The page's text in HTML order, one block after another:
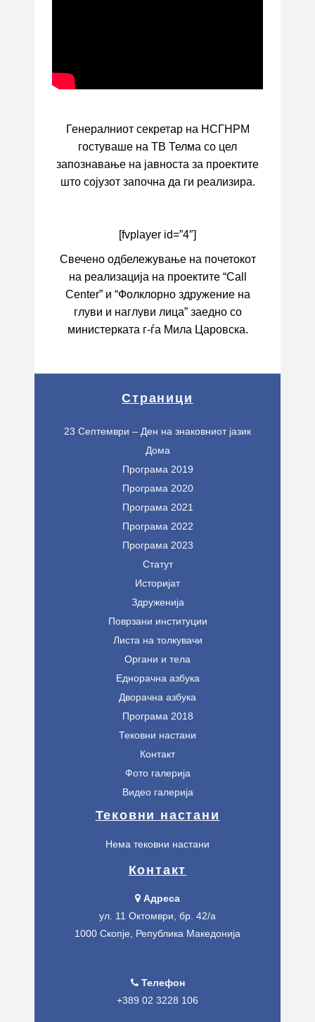
Генералниот секретар на НСГНРМ
гостуваше на ТВ Телма со цел
запознавање на јавноста за проектите
што сојузот започна да ги реализира.
[fvplayer id=”4″]
Свечено одбележување на почетокот
на реализација на проектите “Call
Centеr” и “Фолклорно здружение на
глуви и наглуви лица” заедно со
министерката г-ѓа Мила Царовска.
Страници
23 Септември – Ден на знаковниот јазик
Дома
Програма 2019
Програма 2020
Програма 2021
Програма 2022
Програма 2023
Статут
Историјат
Здруженија
Поврзани институции
Листа на толкувачи
Органи и тела
Еднорачна азбука
Дворачна азбука
Програма 2018
Тековни настани
Контакт
Фото галерија
Видео галерија
Тековни настани
Нема тековни настани
Контакт
Адреса
ул. 11 Октомври, бр. 42/а
1000 Скопје, Република Македонија
Телефон
+389 02 3228 106